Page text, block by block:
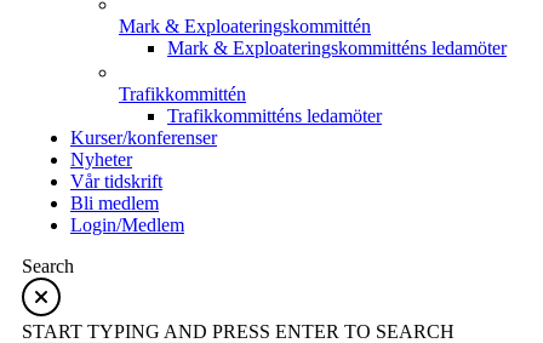
Mark & Exploateringskommittén
Mark & Exploateringskommitténs ledamöter
Trafikkommittén
Trafikkommitténs ledamöter
Kurser/konferenser
Nyheter
Vår tidskrift
Bli medlem
Login/Medlem
Search
START TYPING AND PRESS ENTER TO SEARCH